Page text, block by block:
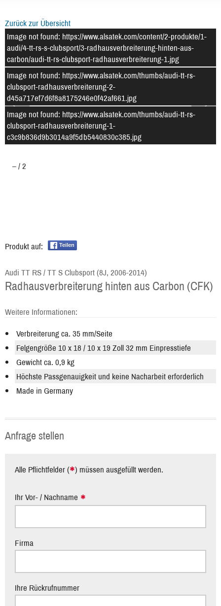
Zurück zur Übersicht
–/2
Image not found: https://www.alsatek.com/content/2-produkte/1-
audi/4-tt-rs-s-clubsport/3-radhausverbreiterung-hinten-aus-
carbon/audi-tt-rs-clubsport-radhausverbreiterung-1.jpg
Image not found: https://www.alsatek.com/thumbs/audi-tt-rs-
clubsport-radhausverbreiterung-2-
d45a717ef7d6f8a8175246e0f42af661.jpg
Image not found: https://www.alsatek.com/thumbs/audi-tt-rs-
clubsport-radhausverbreiterung-1-
c3c9b836d9b3014a9f5db5440830c385.jpg
Produkt auf: Teilen
Audi TT RS / TT S Clubsport (8J, 2006-2014)
Radhausverbreiterung hinten aus Carbon (CFK)
Weitere Informationen:
Verbreiterung ca. 35 mm/Seite
Felgengröße 10 x 18 / 10 x 19 Zoll 32 mm Einpresstiefe
Gewicht ca. 0,9 kg
Höchste Passgenauigkeit und keine Nacharbeit erforderlich
Made in Germany
Anfrage stellen
Alle Pflichtfelder (*) müssen ausgefüllt werden.
Ihr Vor- / Nachname
Firma
Ihre Rückrufnummer